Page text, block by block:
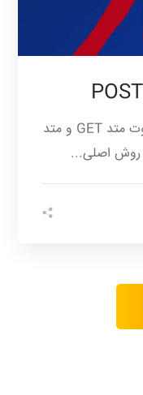
تفاوت متد GET و متد POST تفاوت متد GET و متد